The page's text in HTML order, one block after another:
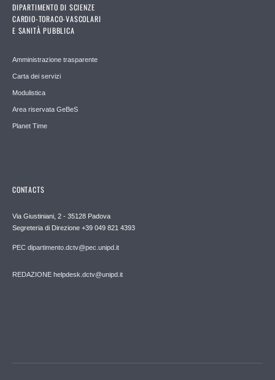
DIPARTIMENTO DI SCIENZE
CARDIO-TORACO-VASCOLARI
E SANITÀ PUBBLICA
Amministrazione trasparente
Carta dei servizi
Modulistica
Area riservata GeBeS
Planet Time
CONTACTS
Via Giustiniani, 2 - 35128 Padova
Segreteria di Direzione +39 049 821 4393
PEC dipartimento.dctv@pec.unipd.it
REDAZIONE helpdesk.dctv@unipd.it